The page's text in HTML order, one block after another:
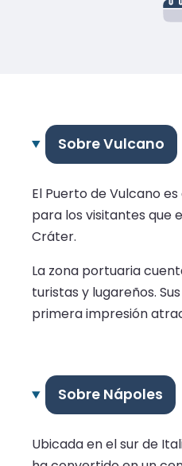
Sobre Vulcano
El Puerto de Vulcano
para los visitantes que
Cráter.
La zona portuaria
turistas y lugareños.
primera impresión
Sobre Nápoles
Ubicada en el sur de